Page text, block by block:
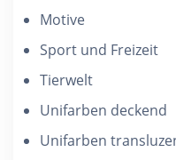
Motive
Sport und Freizeit
Tierwelt
Unifarben deckend
Unifarben